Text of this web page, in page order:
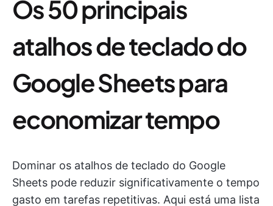
Os 50 principais
atalhos de teclado do
Google Sheets para
economizar tempo
Dominar os atalhos de teclado do Google
Sheets pode reduzir significativamente o tempo
gasto em tarefas repetitivas. Aqui está uma lista